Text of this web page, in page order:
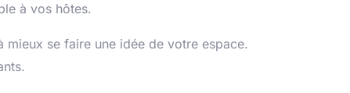
à vos hôtes.
se faire une idée de votre espace.